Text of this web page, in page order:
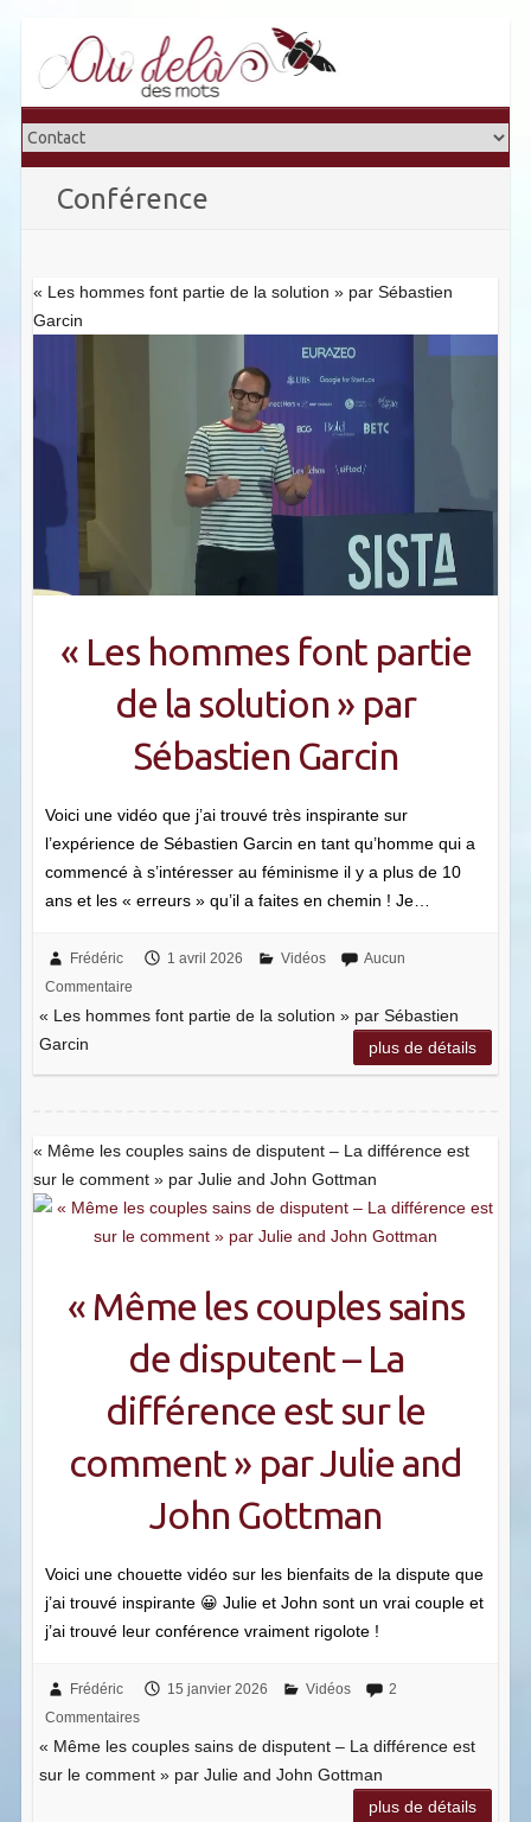
content
Conférence
« Les hommes font partie de la solution » par Sébastien
Garcin
« Les hommes font partie
de la solution » par
Sébastien Garcin
Voici une vidéo que j’ai trouvé très inspirante sur
l’expérience de Sébastien Garcin en tant qu’homme qui a
commencé à s’intéresser au féminisme il y a plus de 10
ans et les « erreurs » qu’il a faites en chemin ! Je…
Frédéric 1 avril 2026 Vidéos
Aucun
Commentaire
« Les hommes font partie de la solution » par Sébastien
Garcin
plus de détails
« Même les couples sains de disputent – La différence est
sur le comment » par Julie and John Gottman
« Même les couples sains
de disputent – La
différence est sur le
comment » par Julie and
John Gottman
Voici une chouette vidéo sur les bienfaits de la dispute que
j’ai trouvé inspirante 😀 Julie et John sont un vrai couple et
j’ai trouvé leur conférence vraiment rigolote !
Frédéric 15 janvier 2026 Vidéos
2
Commentaires
« Même les couples sains de disputent – La différence est
sur le comment » par Julie and John Gottman
plus de détails